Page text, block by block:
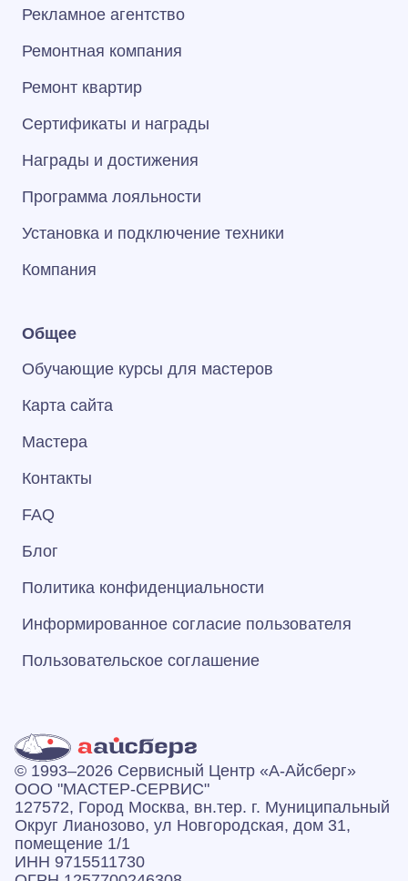
Рекламное агентство
Ремонтная компания
Ремонт квартир
Сертификаты и награды
Награды и достижения
Программа лояльности
Установка и подключение техники
Компания
Общее
Обучающие курсы для мастеров
Карта сайта
Мастера
Контакты
FAQ
Блог
Политика конфиденциальности
Информированное согласие пользователя
Пользовательское соглашение
© 1993–2026 Сервисный Центр «А‑Айсберг»
ООО "МАСТЕР-СЕРВИС"
127572, Город Москва, вн.тер. г. Муниципальный
Округ Лианозово, ул Новгородская, дом 31,
помещение 1/1
ИНН 9715511730